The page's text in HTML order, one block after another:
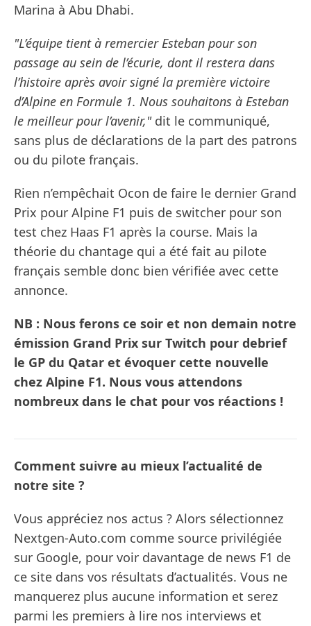
Marina à Abu Dhabi.
"L’équipe tient à remercier Esteban pour son
passage au sein de l’écurie, dont il restera dans
l’histoire après avoir signé la première victoire
d’Alpine en Formule 1. Nous souhaitons à Esteban
le meilleur pour l’avenir,"dit le communiqué,
sans plus de déclarations de la part des patrons
ou du pilote français.
Rien n’empêchait Ocon de faire le dernier Grand
Prix pour Alpine F1 puis de switcher pour son
test chez Haas F1 après la course. Mais la
théorie du chantage qui a été fait au pilote
français semble donc bien vérifiée avec cette
annonce.
NB : Nous ferons ce soir et non demain notre
émission Grand Prix sur Twitch pour debrief
le GP du Qatar et évoquer cette nouvelle
chez Alpine F1. Nous vous attendons
nombreux dans le chat pour vos réactions !
Comment suivre au mieux l’actualité de
notre site ?
Vous appréciez nos actus ? Alors sélectionnez
Nextgen-Auto.com comme source privilégiée
sur Google, pour voir davantage de news F1 de
ce site dans vos résultats d’actualités. Vous ne
manquerez plus aucune information et serez
parmi les premiers à lire nos interviews et